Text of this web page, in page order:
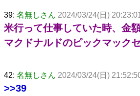
39: 名無しさん 2024/03/24(日)
米行って仕事していた時、金
マクドナルドのピックマック
42: 名無しさん 2024/03/24(日)
>>39